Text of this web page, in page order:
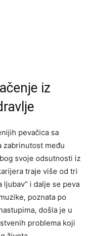
iz
pevačica sa
zabrinutost među
svoje odsutnosti iz
traje više od tri
ljubav“ i dalje se peva
poznata po
došla je u
problema koji